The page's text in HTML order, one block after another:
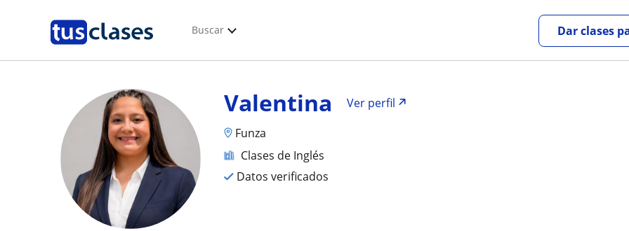
Buscar Dar clases
Valentina
Ver perfil
Funza
Clases de Inglés
Datos verificados